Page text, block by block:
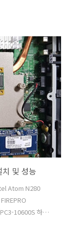
및 성능
Atom N280
10600S 하이